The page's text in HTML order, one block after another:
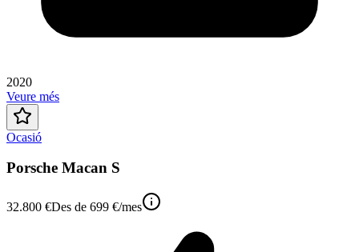
2020
Veure més
Ocasió
Porsche Macan S
32.800 €Des de 699 €/mes